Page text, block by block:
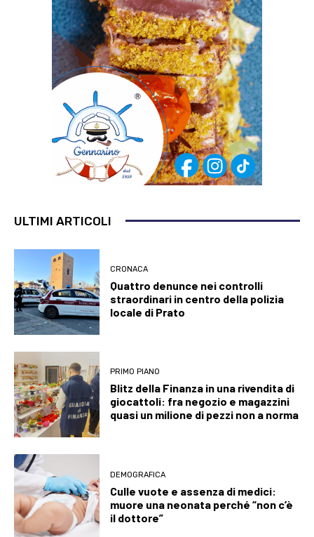
ULTIMI ARTICOLI
CRONACA
Quattro denunce nei controlli
straordinari in centro della polizia
locale di Prato
PRIMO PIANO
Blitz della Finanza in una rivendita di
giocattoli: fra negozio e magazzini
quasi un milione di pezzi non a norma
DEMOGRAFICA
Culle vuote e assenza di medici:
muore una neonata perché “non c’è
il dottore”